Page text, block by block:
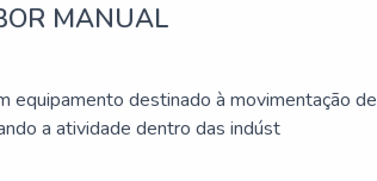
MANUAL
equipamento destinado à movimentação de
a atividade dentro das indúst